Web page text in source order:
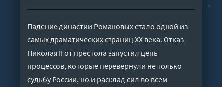
Падение династии Романовых стало одной из
самых драматических страниц XX века. Отказ
Николая II от престола запустил цепь
процессов, которые перевернули не только
судьбу России, но и расклад сил во всем